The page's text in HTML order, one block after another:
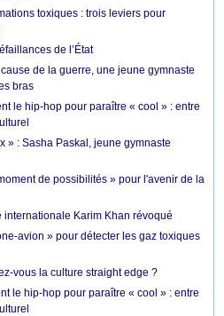
toxiques : trois leviers pour
de l’État
de la guerre, une jeune gymnaste
bras
le hip-hop pour paraître « cool » : entre
» : Sasha Paskal, jeune gymnaste
de possibilités » pour l'avenir de la
Karim Khan révoqué
avion » pour détecter les gaz toxiques
vous la culture straight edge ?
le hip-hop pour paraître « cool » : entre